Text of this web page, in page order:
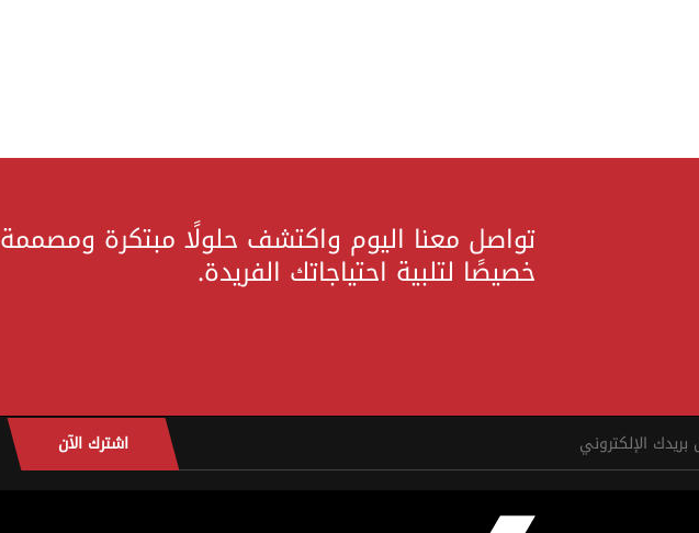
تواصل معنا اليوم واكتشف حلولًا مبتكرة ومصممة
خصيصًا لتلبية احتياجاتك الفريدة.
اشترك الآن